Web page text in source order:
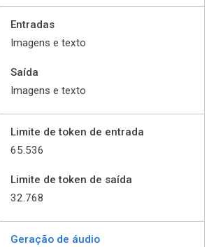
Entradas
Imagens e texto
Saída
Imagens e texto
Limite de token de entrada
65.536
Limite de token de saída
32.768
Geração de áudio